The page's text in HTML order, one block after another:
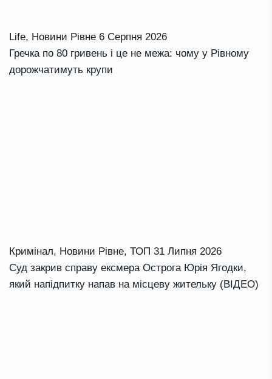
Life, Новини Рівне 6 Серпня 2026
Гречка по 80 гривень і це не межа: чому у Рівному
дорожчатимуть крупи
Кримінал, Новини Рівне, ТОП 31 Липня 2026
Суд закрив справу ексмера Острога Юрія Ягодки,
який напідпитку напав на місцеву жительку (ВІДЕО)